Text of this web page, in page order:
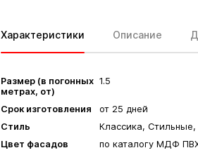
Характеристики Описание
Размер (в погонных
метрах, от)
1.5
Срок изготовления
от 25 дней
Стиль
Классика,
Цвет фасадов
по каталогу МДФ